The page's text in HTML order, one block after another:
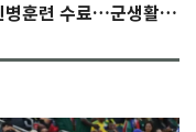
병훈련 수료…군생활